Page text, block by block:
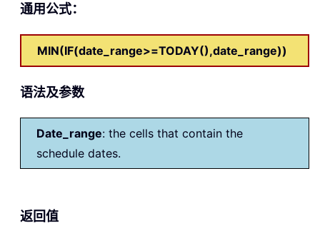
通用公式：
MIN(IF(date_range>=TODAY(),date_range))
语法及参数
Date_range: the cells that contain the
schedule dates.
返回值